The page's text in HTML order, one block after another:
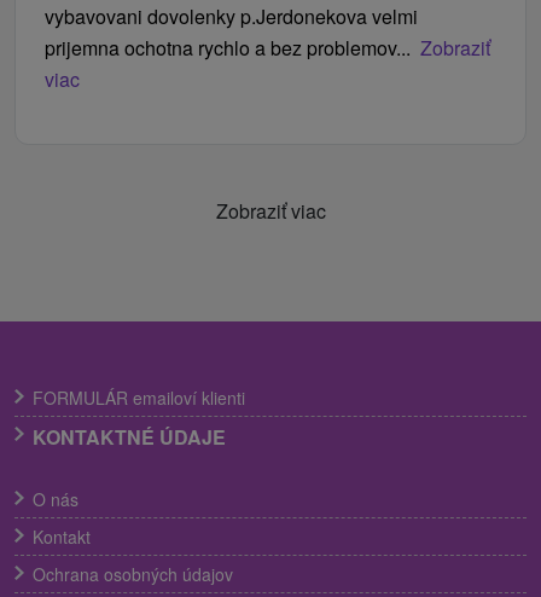
vybavovani dovolenky p.Jerdonekova velmi
prijemna ochotna rychlo a bez problemov... Zobraziť
viac
Zobraziť viac
FORMULÁR emailoví klienti
KONTAKTNÉ ÚDAJE
O nás
Kontakt
Ochrana osobných údajov